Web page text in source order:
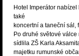
Hotel Imperátor
také
koncertní a taneční sál,
Po druhé světové
sídlila ZŠ Karla
majetku rumunské